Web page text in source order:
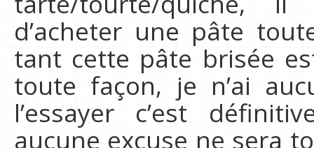
d’acheter une pâte
tant cette pâte brisée
toute façon, je n’ai
l’essayer c’est
aucune excuse ne sera